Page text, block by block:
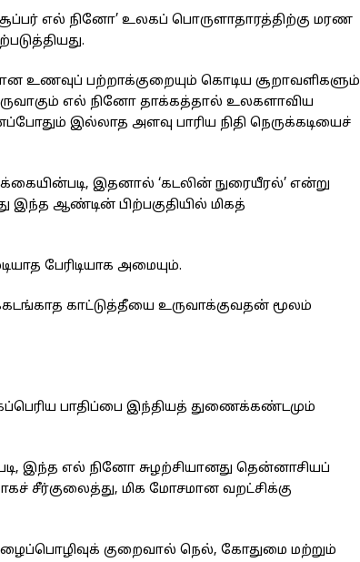
எல் நினோ’ உலகப் பொருளாதாரத்திற்கு மரண
உணவுப் பற்றாக்குறையும் கொடிய சூறாவளிகளும்
எல் நினோ தாக்கத்தால் உலகளாவிய
இல்லாத அளவு பாரிய நிதி நெருக்கடியைச்
இதனால் ‘கடலின் நுரையீரல்’ என்று
இந்த ஆண்டின் பிற்பகுதியில் மிகத்
பேரிடியாக அமையும்.
காட்டுத்தீயை உருவாக்குவதன் மூலம்
பாதிப்பை இந்தியத் துணைக்கண்டமும்
இந்த எல் நினோ சுழற்சியானது தென்னாசியப்
சீர்குலைத்து, மிக மோசமான வறட்சிக்கு
குறைவால் நெல், கோதுமை மற்றும்